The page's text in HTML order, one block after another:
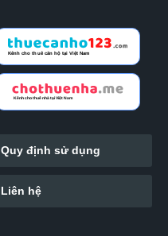
Quy định sử dụng
Liên hệ